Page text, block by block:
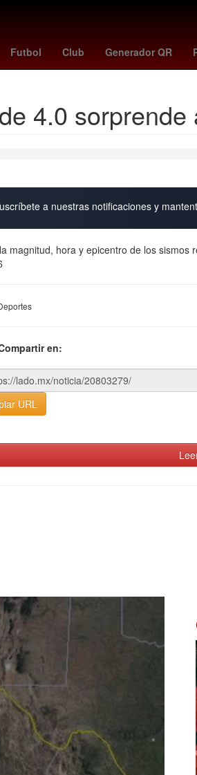
Futbol Club Generador QR
precipitaciones peppa pig florian
4.0
a nuestras notificaciones y
magnitud, hora y epicentro de los sismos
en:
URL